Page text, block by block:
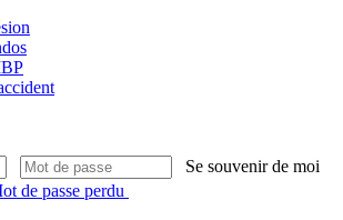
Se souvenir de moi
de passe perdu